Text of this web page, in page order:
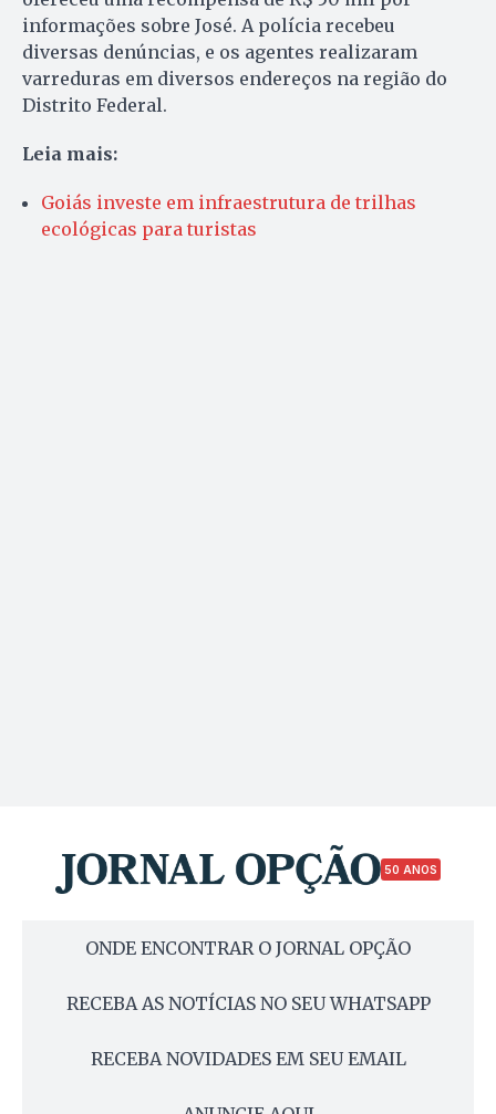
informações sobre José. A polícia recebeu
diversas denúncias, e os agentes realizaram
varreduras em diversos endereços na região do
Distrito Federal.
Leia mais:
Goiás investe em infraestrutura de trilhas
ecológicas para turistas
50 ANOS
ONDE ENCONTRAR O JORNAL OPÇÃO
RECEBA AS NOTÍCIAS NO SEU WHATSAPP
RECEBA NOVIDADES EM SEU EMAIL